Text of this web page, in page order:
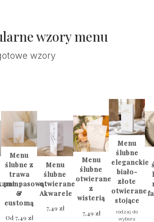
wzory menu
wzory
Menu
ślubne z
trawa
pampasową
&
eustomą
Od 7,49 zł
Menu
ślubne
otwierane
Akwarele
7,49 zł
Menu
ślubne
otwierane
z
wisterią
7,49 zł
Menu
ślubne
eleganckie
biało-
złote
otwierane
stojące
rodzaj do
wyboru